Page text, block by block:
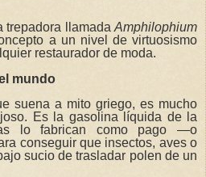
trepadora llamada Amphilophium
a un nivel de virtuosismo
restaurador de moda.
mundo
suena a mito griego, es mucho
Es la gasolina líquida de la
lo fabrican como pago —o
conseguir que insectos, aves o
sucio de trasladar polen de un